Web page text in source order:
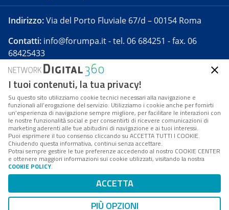
Indirizzo:Via del Porto Fluviale 67/d – 00154 Roma
Contatti: info@forumpa.it- tel. 06 684251 - fax. 06
68425433
Forumpa.itè una pubblicazione telematica iscritta
presso Registro della stampa del Tribunale di Roma -
Reg. n. 182 del 2 maggio 2008 - Direttore resp. Michela
Stentella
FPA s.r.l. è società soggetta a Direzione e
Coordinamento da parte di Digital360 S.p.A. - FPA s.r.l.
è un'azienda certificata per il sistema di management
Codice Fiscale/Partita IVA n. 10693191008 - R.E.A. Roma
n. 1249791. ISP AWS
Mappa del sito
I tuoi contenuti, la tua privacy!
Su questo sito utilizziamo cookie tecnici necessari alla navigazione e
funzionali all’erogazione del servizio. Utilizziamo i cookie anche per fornirti
un’esperienza di navigazione sempre migliore, per facilitare le interazioni con
le nostre funzionalità social e per consentirti di ricevere comunicazioni di
marketing aderenti alle tue abitudini di navigazione e ai tuoi interessi.
Puoi esprimere il tuo consenso cliccando su ACCETTA TUTTI I COOKIE.
Chiudendo questa informativa, continui senza accettare.
Potrai sempre gestire le tue preferenze accedendo al nostro COOKIE CENTER
e ottenere maggiori informazioni sui cookie utilizzati, visitando la nostra
COOKIE POLICY.
ACCETTA
PIÙ OPZIONI